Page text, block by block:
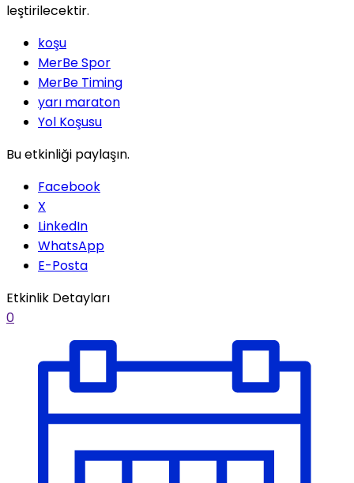
leştirilecektir.
koşu
MerBe Spor
MerBe Timing
yarı maraton
Yol Koşusu
Bu etkinliği paylaşın.
Facebook
X
LinkedIn
WhatsApp
E-Posta
Etkinlik Detayları
0